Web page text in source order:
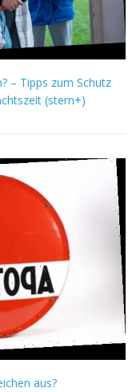
– Tipps zum Schutz
(stern+)
aus?